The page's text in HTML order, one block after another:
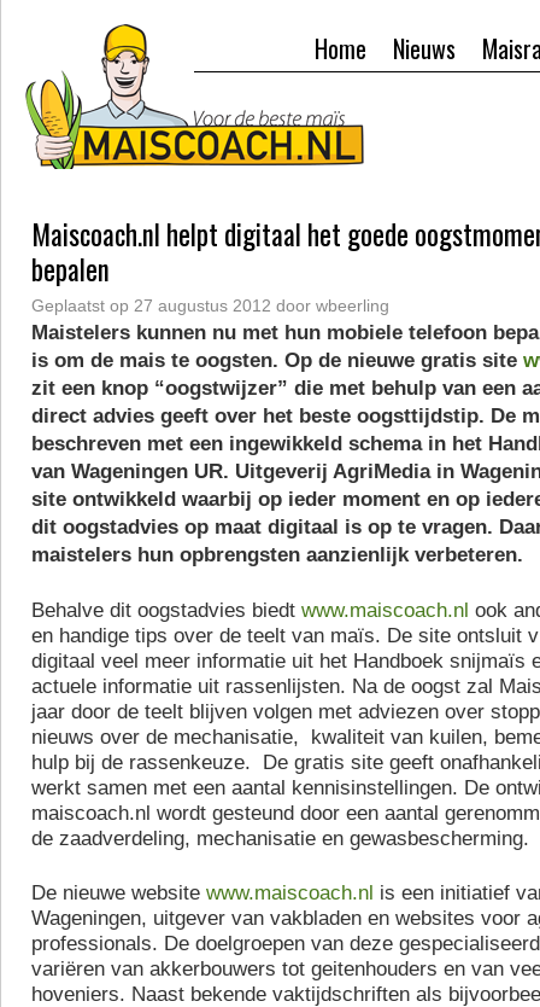
Nieuws
Home
Maiscoach.nl helpt digitaal het goede
bepalen
Geplaatst op 27 augustus 2012 door wbeerling
Maistelers kunnen nu met hun mobiele telefoon
is om de mais te oogsten. Op de nieuwe gratis site
zit een knop “oogstwijzer” die met behulp van een
direct advies geeft over het beste oogsttijdstip. De
beschreven met een ingewikkeld schema in het
van Wageningen UR. Uitgeverij AgriMedia in
site ontwikkeld waarbij op ieder moment en op
dit oogstadvies op maat digitaal is op te vragen.
maistelers hun opbrengsten aanzienlijk verbeteren.
Behalve dit oogstadvies biedt www.maiscoach.nl ook
en handige tips over de teelt van maïs. De site ontsluit
digitaal veel meer informatie uit het Handboek snijmaïs
actuele informatie uit rassenlijsten. Na de oogst zal
jaar door de teelt blijven volgen met adviezen over
nieuws over de mechanisatie, kwaliteit van kuilen,
hulp bij de rassenkeuze. De gratis site geeft
werkt samen met een aantal kennisinstellingen. De
maiscoach.nl wordt gesteund door een aantal
de zaadverdeling, mechanisatie en gewasbescherming.
De nieuwe website www.maiscoach.nl is een initiatief
Wageningen, uitgever van vakbladen en websites voor
professionals. De doelgroepen van deze
variëren van akkerbouwers tot geitenhouders en van
hoveniers. Naast bekende vaktijdschriften als